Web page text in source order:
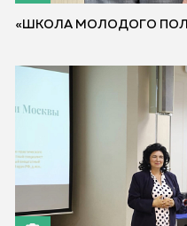
«ШКОЛА МОЛОДОГО